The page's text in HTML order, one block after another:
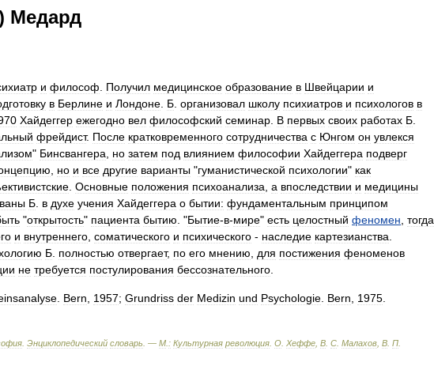
Медард
и философ Получил медицинское образование в Швейцарии и
в Берлине и Лондоне Б организовал школу психиатров и психологов в
Хайдеггер ежегодно вел философский семинар В первых своих работах Б
фрейдист. После кратковременного сотрудничества с Юнгом он увлекся
" Бинсвангера но затем под влиянием философии Хайдеггера подверг
но и все другие варианты "гуманистической психологии" как
Основные положения психоанализа а впоследствии и медицины
Б в духе учения Хайдеггера о бытии: фундаментальным принципом
"открытость" пациента бытию . "Бытие-в-мире" есть целостный феномен тогда
и внутреннего соматического и психического - наследие картезианства
Б полностью отвергает, по его мнению для постижения феноменов
не требуется постулирования бессознательного
Bern 1957; Grundriss der Medizin und Psychologie Bern 1975
Энциклопедический словарь . — М : Культурная революция О Хеффе В С Малахов В П